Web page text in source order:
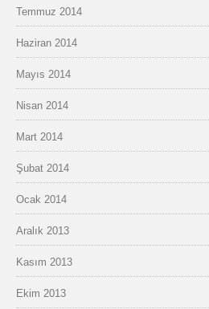
Temmuz 2014
Haziran 2014
Mayıs 2014
Nisan 2014
Mart 2014
Şubat 2014
Ocak 2014
Aralık 2013
Kasım 2013
Ekim 2013